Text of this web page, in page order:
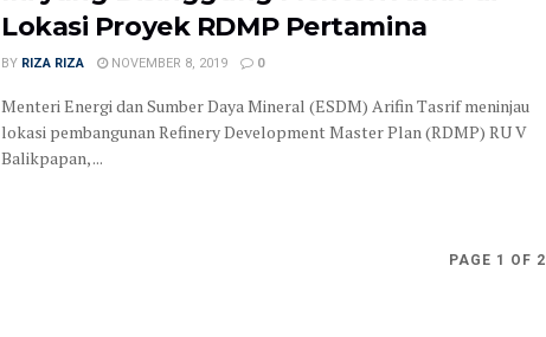
Lokasi Proyek RDMP Pertamina
BY RIZA RIZA NOVEMBER 8, 2019 0
Menteri Energi dan Sumber Daya Mineral (ESDM) Arifin Tasrif meninjau
lokasi pembangunan Refinery Development Master Plan (RDMP) RU V
Balikpapan, ...
PAGE 1 OF 2